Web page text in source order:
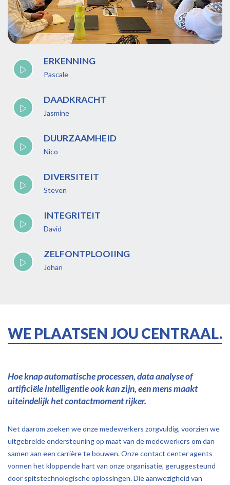
ERKENNING
Pascale
DAADKRACHT
Jasmine
DUURZAAMHEID
Nico
DIVERSITEIT
Steven
INTEGRITEIT
David
ZELFONTPLOOIING
Johan
WE PLAATSEN JOU CENTRAAL.
Hoe knap automatische processen, data analyse of
artificiële intelligentie ook kan zijn, een mens maakt
uiteindelijk het contactmoment rijker.
Net daarom zoeken we onze medewerkers zorgvuldig, voorzien we
uitgebreide ondersteuning op maat van de medewerkers om dan
samen aan een carrière te bouwen. Onze contact center agents
vormen het kloppende hart van onze organisatie, geruggesteund
door spitstechnologische oplossingen. Die aanwezigheid van